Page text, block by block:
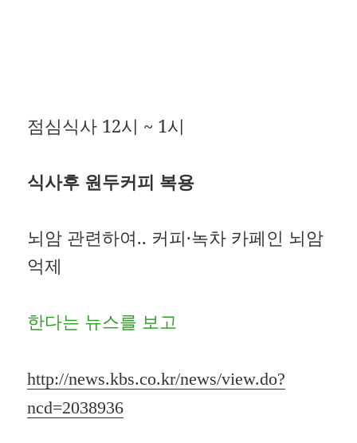
점심식사 12시 ~ 1시
식사후 원두커피 복용
뇌암 관련하여.. 커피·녹차 카페인 뇌암
억제
한다는 뉴스를 보고
http://news.kbs.co.kr/news/view.do?
ncd=2038936